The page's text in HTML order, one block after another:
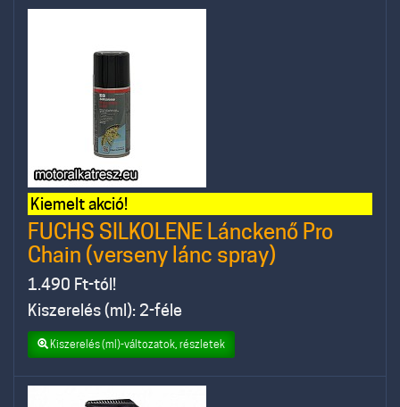
Kiemelt akció!
FUCHS SILKOLENE Lánckenő Pro
Chain (verseny lánc spray)
1.490 Ft-tól!
Kiszerelés (ml): 2-féle
Kiszerelés (ml)-változatok, részletek